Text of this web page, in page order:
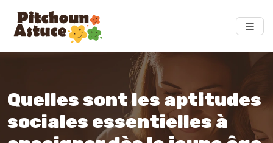
Quelles sont les aptitudes
sociales essentielles à